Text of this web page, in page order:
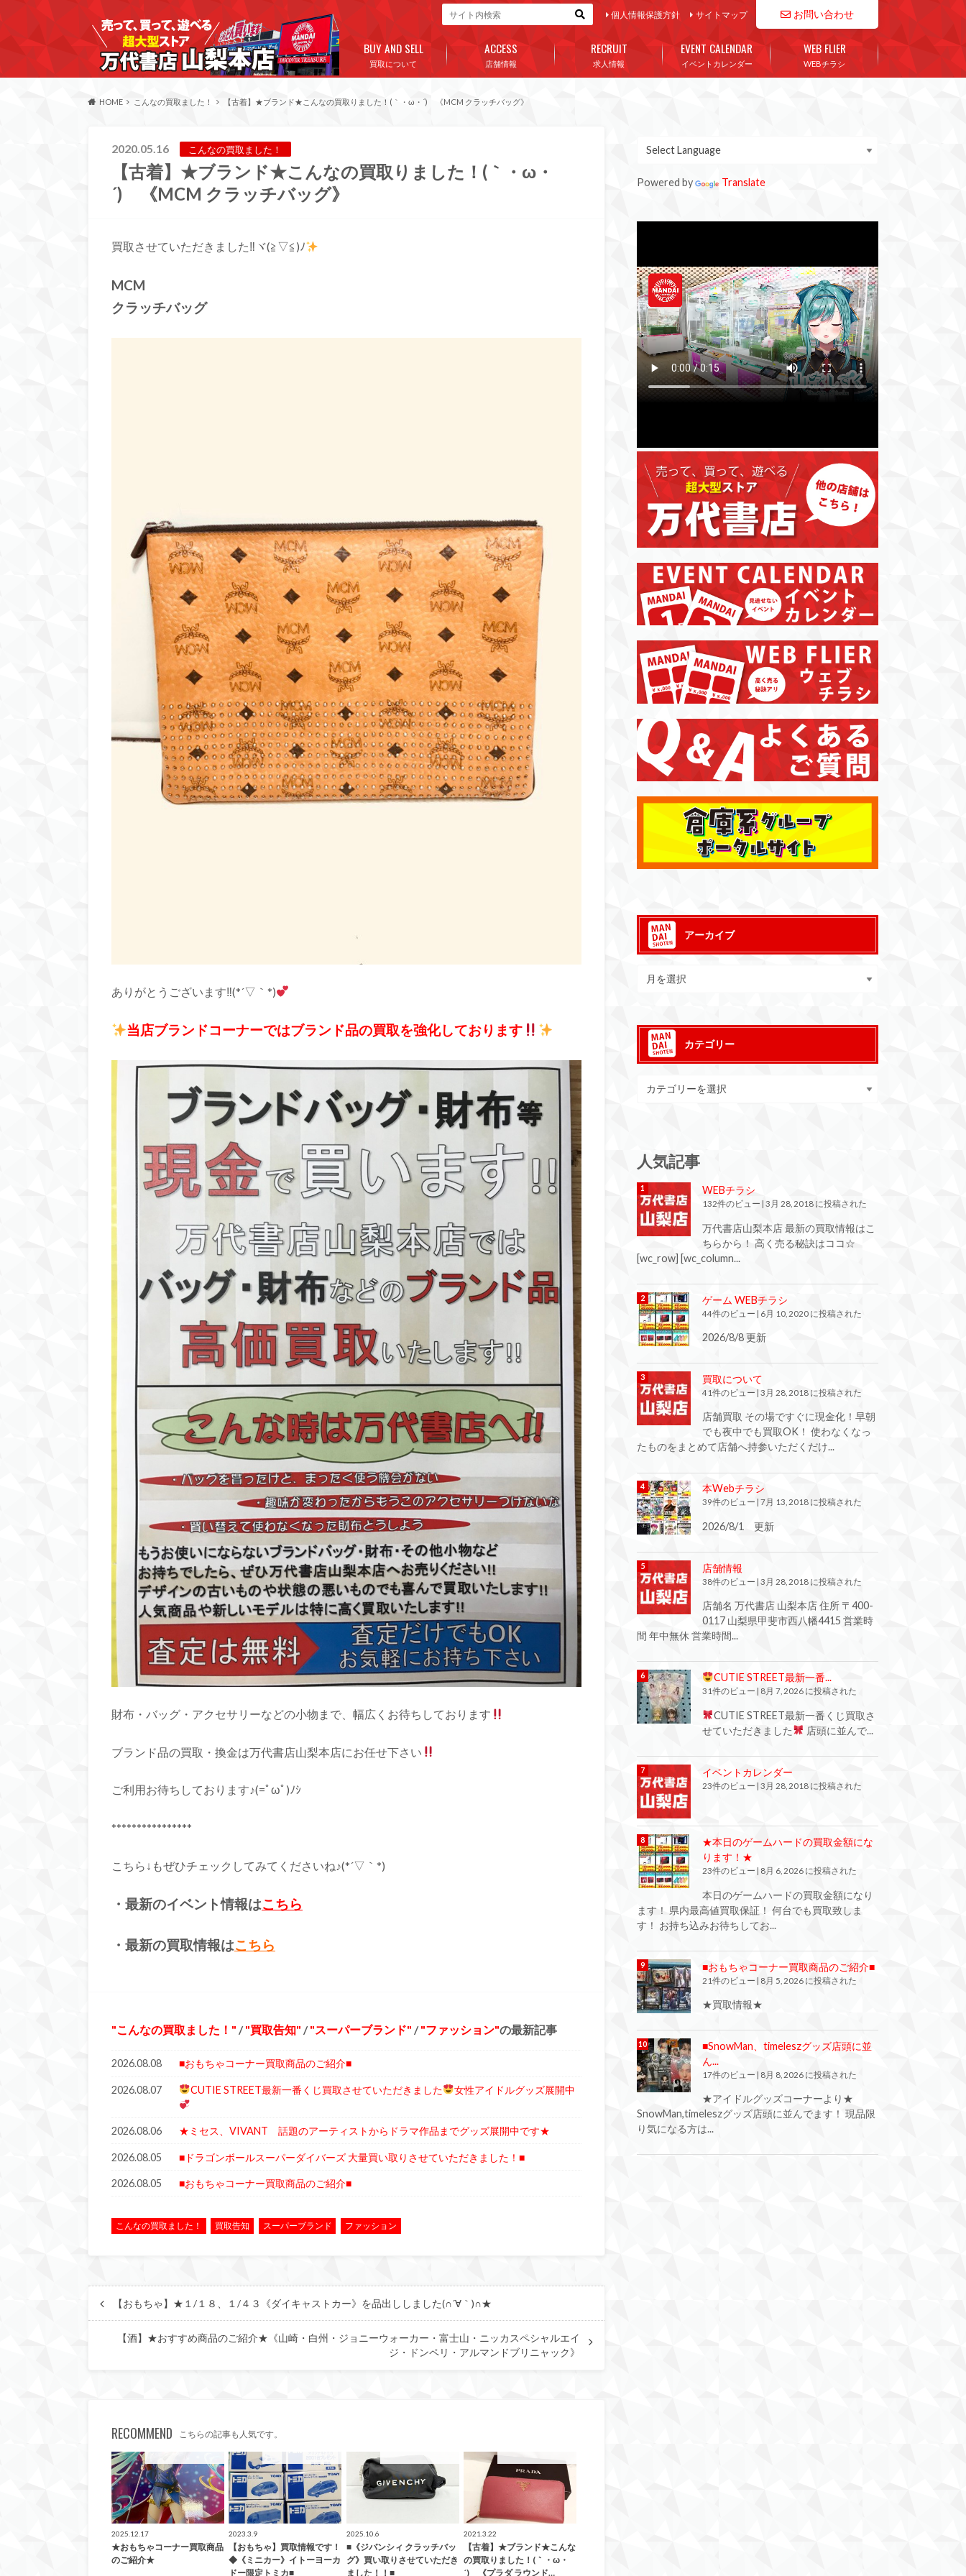
お問い合わせ
個人情報保護方針 サイトマップ
買取について
BUY AND SELL
店舗情報
ACCESS
求人情報
RECRUIT
イベントカレンダー
EVENT CALENDAR
WEBチラシ
WEB FLIER
HOME こんなの買取ました！ 【古着】★ブランド★こんなの買取りました！(｀・ω・´)ゞ《MCM クラッチバッグ》
2020.05.16 こんなの買取ました！
【古着】★ブランド★こんなの買取りました！(｀・ω・
´)ゞ《MCM クラッチバッグ》
買取させていただきました‼ヾ(≧▽≦)ﾉ
MCM
クラッチバッグ
ありがとうございます‼(*´▽｀*)
当店ブランドコーナーではブランド品の買取を強化しております
財布・バッグ・アクセサリーなどの小物まで、幅広くお待ちしております
ブランド品の買取・換金は万代書店山梨本店にお任せ下さい
ご利用お待ちしております♪(=ﾟωﾟ)ﾉｼ
****************
こちら↓もぜひチェックしてみてくださいね♪(*´▽｀*)
・最新のイベント情報はこちら
・最新の買取情報はこちら
こんなの買取ました！ / 買取告知 / スーパーブランド / ファッション の最新記事
2026.08.08 ■おもちゃコーナー買取商品のご紹介■
2026.08.07 CUTIE STREET最新一番くじ買取させていただきました 女性アイドルグッズ展開中
2026.08.06 ★ミセス、VIVANT 話題のアーティストからドラマ作品までグッズ展開中です★
2026.08.05 ■ドラゴンボールスーパーダイバーズ 大量買い取りさせていただきました！■
2026.08.05 ■おもちゃコーナー買取商品のご紹介■
こんなの買取ました！ 買取告知 スーパーブランド ファッション
【おもちゃ】★１/１８、１/４３《ダイキャストカー》を品出ししました(∩´∀｀)∩★
【酒】★おすすめ商品のご紹介★《山崎・白州・ジョニーウォーカー・富士山・ニッカスペシャルエイ
ジ・ドンペリ・アルマンドブリニャック》
RECOMMEND こちらの記事も人気です。
2025.12.17
★おもちゃコーナー買取商品
のご紹介★
2023.3.9
【おもちゃ】買取情報です！
◆《ミニカー》イトーヨーカ
ドー限定トミカ■
2025.10.6
■《ジバンシィ クラッチバッ
グ》買い取りさせていただき
ました！！■
2021.3.22
【古着】★ブランド★こんな
の買取りました！(｀・ω・
´)ゞ《プラダ ラウンド…
Powered by Translate
アーカイブ
カテゴリー
人気記事
WEBチラシ
132件のビュー 3月 28, 2018 に投稿された
万代書店山梨本店 最新の買取情報はこ
ちらから！ 高く売る秘訣はココ☆
[wc_row] [wc_column...
ゲーム WEBチラシ
44件のビュー | 6月 10, 2020 に投稿された
2026/8/8 更新
買取について
41件のビュー 3月 28, 2018 に投稿された
店舗買取 その場ですぐに現金化！早朝
でも夜中でも買取OK！ 使わなくなっ
たものをまとめて店舗へ持参いただくだけ...
本Webチラシ
39件のビュー 7月 13, 2018 に投稿された
2026/8/1 更新
店舗情報
38件のビュー | 3月 28, 2018 に投稿された
店舗名 万代書店 山梨本店 住所 〒400-
0117 山梨県甲斐市西八幡4415 営業時
間 年中無休 営業時間...
CUTIE STREET最新一番...
31件のビュー 8月 7, 2026 に投稿された
CUTIE STREET最新一番くじ買取さ
せていただきました
店頭に並んで...
イベントカレンダー
23件のビュー | 3月 28, 2018 に投稿された
★本日のゲームハードの買取金額にな
ります！★
23件のビュー 8月 6, 2026 に投稿された
本日のゲームハードの買取金額になり
ます！ 県内最高値買取保証！ 何台でも買取致しま
す！ お持ち込みお待ちしてお...
■おもちゃコーナー買取商品のご紹介■
21件のビュー | 8月 5, 2026 に投稿された
★買取情報★
■SnowMan、timeleszグッズ店頭に並
ん...
17件のビュー | 8月 8, 2026 に投稿された
★アイドルグッズコーナーより★
SnowMan,timeleszグッズ店頭に並んでます！ 現品限
り気になる方は...